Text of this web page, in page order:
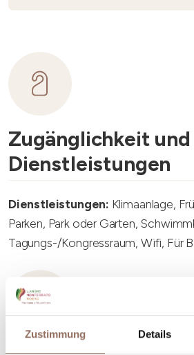
Zustimmung Details
Zugänglichkeit und
Dienstleistungen
Dienstleistungen: Klimaanlage,
Parken, Park oder Garten,
Tagungs-/Kongressraum, Wifi, Für